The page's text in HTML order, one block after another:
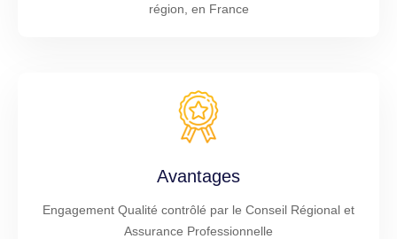
région, en France
Avantages
Engagement Qualité contrôlé par le Conseil Régional et
Assurance Professionnelle